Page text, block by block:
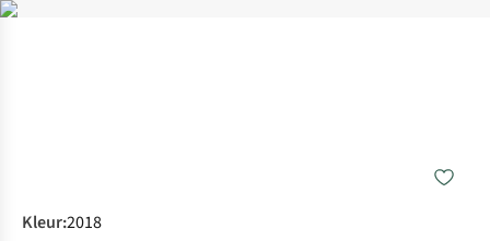
Kleur:2018